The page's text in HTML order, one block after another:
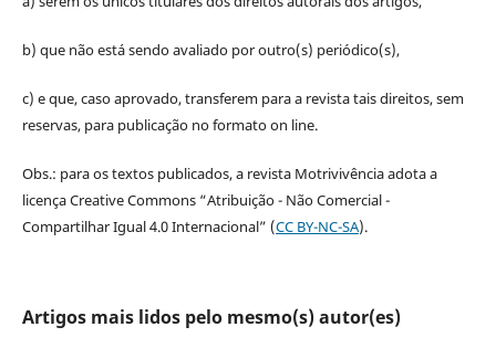
b) que não está sendo avaliado por outro(s) periódico(s),
c) e que, caso aprovado, transferem para a revista tais direitos, sem
reservas, para publicação no formato on line.
Obs.: para os textos publicados, a revista Motrivivência adota a
licença Creative Commons “Atribuição - Não Comercial -
Compartilhar Igual 4.0 Internacional” (CC BY-NC-SA).
Artigos mais lidos pelo mesmo(s) autor(es)